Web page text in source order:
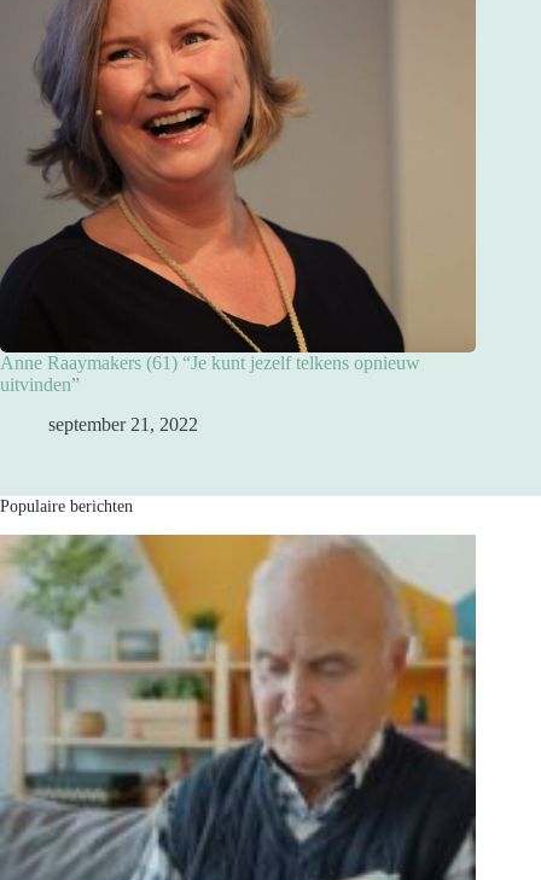
Anne Raaymakers (61) “Je kunt jezelf telkens opnieuw
uitvinden”
september 21, 2022
Populaire berichten